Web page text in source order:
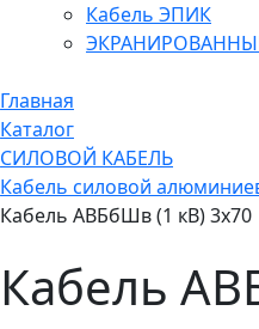
Кабель ЭПИК
Главная
Каталог
СИЛОВОЙ КАБЕЛЬ
Кабель силовой
Кабель АВБбШв (1 кВ) 3х70
Кабель